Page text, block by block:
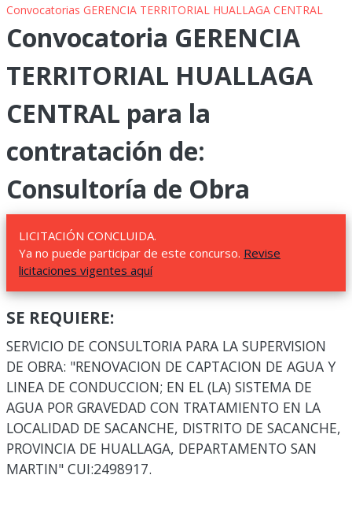
Convocatorias GERENCIA TERRITORIAL HUALLAGA CENTRAL
Convocatoria GERENCIA
TERRITORIAL HUALLAGA
CENTRAL para la
contratación de:
Consultoría de Obra
LICITACIÓN CONCLUIDA.
Ya no puede participar de este concurso. Revise
licitaciones vigentes aquí
SE REQUIERE:
SERVICIO DE CONSULTORIA PARA LA SUPERVISION
DE OBRA: "RENOVACION DE CAPTACION DE AGUA Y
LINEA DE CONDUCCION; EN EL (LA) SISTEMA DE
AGUA POR GRAVEDAD CON TRATAMIENTO EN LA
LOCALIDAD DE SACANCHE, DISTRITO DE SACANCHE,
PROVINCIA DE HUALLAGA, DEPARTAMENTO SAN
MARTIN" CUI:2498917.